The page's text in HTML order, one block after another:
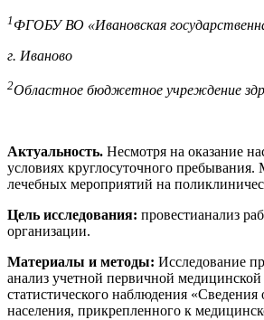
1 ФГОБУ ВО «Ивановская
г. Иваново
2Областное бюджетное учреждение
Актуальность. Несмотря на оказание
условиях круглосуточного
лечебных мероприятий на
Цель исследования: провестианализ
организации.
Материалы и методы: Исследование
анализ учетной первичной
статистического наблюдения
населения, прикрепленного к